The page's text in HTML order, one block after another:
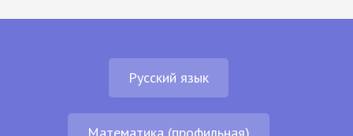
Русский язык
Математика (профильная)